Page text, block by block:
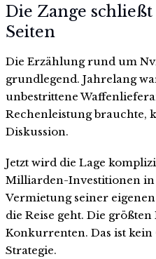
Die Zange
Seiten
Die Erzählung rund um
grundlegend. Jahrelang
unbestrittene
Rechenleistung brauchte,
Diskussion.
Jetzt wird die Lage
Milliarden-Investitionen
Vermietung seiner
die Reise geht. Die
Konkurrenten. Das ist
Strategie.